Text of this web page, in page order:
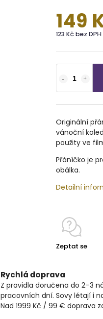
149
123 Kč bez DPH
Originální
vánoční
použity ve
Přáníčko je
obálka.
Detailní
Zeptat se
Rychlá doprava
Z pravidla doručena do 2–3
pracovních dní. Sovy létají i
Nad 1999 Kč / 99 € doprava